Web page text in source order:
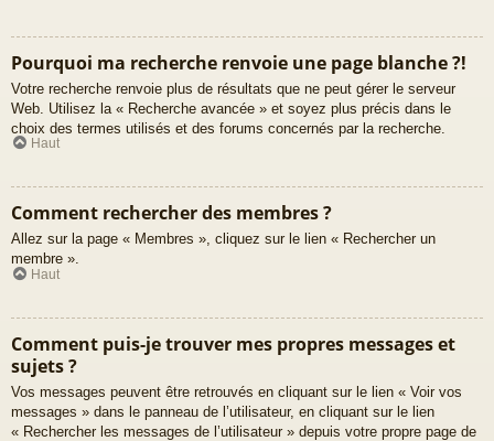
Pourquoi ma recherche renvoie une page blanche ?!
Votre recherche renvoie plus de résultats que ne peut gérer le serveur
Web. Utilisez la « Recherche avancée » et soyez plus précis dans le
choix des termes utilisés et des forums concernés par la recherche.
Haut
Comment rechercher des membres ?
Allez sur la page « Membres », cliquez sur le lien « Rechercher un
membre ».
Haut
Comment puis-je trouver mes propres messages et
sujets ?
Vos messages peuvent être retrouvés en cliquant sur le lien « Voir vos
messages » dans le panneau de l’utilisateur, en cliquant sur le lien
« Rechercher les messages de l’utilisateur » depuis votre propre page de